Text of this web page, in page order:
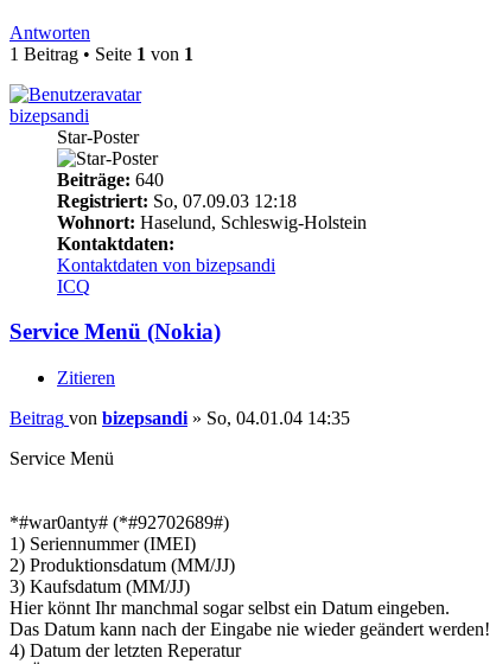
Antworten
1 Beitrag • Seite 1 von 1
bizepsandi
Star-Poster
Beiträge: 640
Registriert: So, 07.09.03 12:18
Wohnort: Haselund, Schleswig-Holstein
Kontaktdaten:
Kontaktdaten von bizepsandi
ICQ
Service Menü (Nokia)
Zitieren
Beitrag von bizepsandi » So, 04.01.04 14:35
Service Menü
*#war0anty# (*#92702689#)
1) Seriennummer (IMEI)
2) Produktionsdatum (MM/JJ)
3) Kaufsdatum (MM/JJ)
Hier könnt Ihr manchmal sogar selbst ein Datum eingeben.
Das Datum kann nach der Eingabe nie wieder geändert werden!
4) Datum der letzten Reperatur